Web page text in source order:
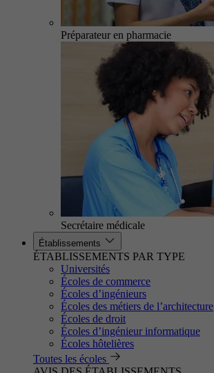
Préparateur en pharmacie
Secrétaire médicale
Établissements
ÉTABLISSEMENTS PAR TYPE
Universités
Écoles de commerce
Écoles d’ingénieurs
Écoles des métiers de l’architecture
Écoles de droit
Écoles d’ingénieur informatique
Écoles hôtelières
Toutes les écoles